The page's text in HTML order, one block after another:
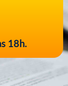
18h.